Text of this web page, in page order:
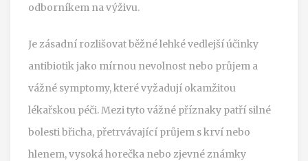
odborníkem na výživu.
Je zásadní rozlišovat běžné lehké vedlejší účinky
antibiotik jako mírnou nevolnost nebo průjem a
vážné symptomy, které vyžadují okamžitou
lékařskou péči. Mezi tyto vážné příznaky patří silné
bolesti břicha, přetrvávající průjem s krví nebo
hlenem, vysoká horečka nebo zjevné známky